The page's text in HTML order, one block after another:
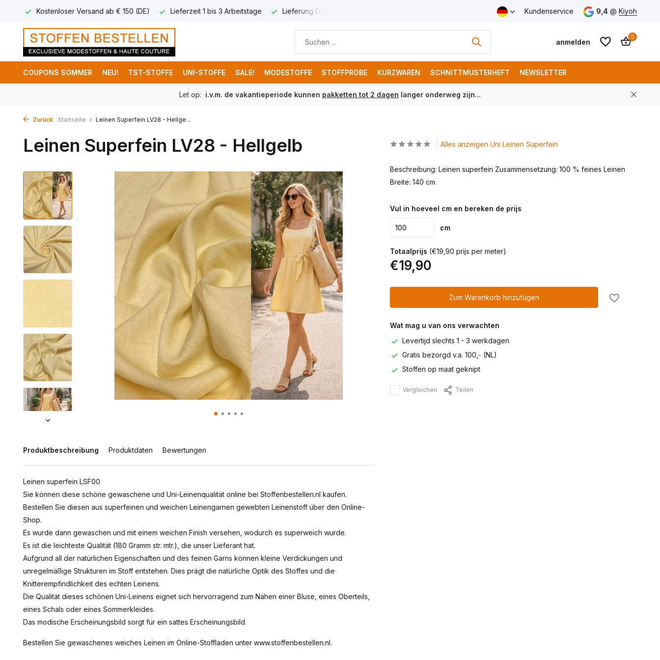
Kostenloser Versand ab € 150 (DE) Lieferzeit 1 bis 3 Arbeitstage Lieferung Deutschland € 8,95 Kostenloser Versand ab € 150 (DE) Kundenservice 9,4 @ Kiyoh
anmelden
anlegen
0
COUPONS SOMMER NEU! TST-STOFFE UNI-STOFFE SALE! MODESTOFFE STOFFPROBE KURZWAREN SCHNITTMUSTERHEFT NEWSLETTER
Let op: i.v.m. de vakantieperiode kunnen pakketten tot 2 dagen langer onderweg zijn...
Zurück Startseite Leinen Superfein LV28 - Hellge...
Leinen Superfein LV28 - Hellgelb
Produktbeschreibung Produktdaten Bewertungen
Leinen superfein LSF00
Sie können diese schöne gewaschene und Uni-Leinenqualität online bei Stoffenbestellen.nl kaufen.
Bestellen Sie diesen aus superfeinen und weichen Leinengarnen gewebten Leinenstoff über den Online-
Shop.
Es wurde dann gewaschen und mit einem weichen Finish versehen, wodurch es superweich wurde.
Es ist die leichteste Qualität (180 Gramm str. mtr.), die unser Lieferant hat.
Aufgrund all der natürlichen Eigenschaften und des feinen Garns können kleine Verdickungen und
unregelmäßige Strukturen im Stoff entstehen. Dies prägt die natürliche Optik des Stoffes und die
Knitterempfindlichkeit des echten Leinens.
Die Qualität dieses schönen Uni-Leinens eignet sich hervorragend zum Nähen einer Bluse, eines Oberteils,
eines Schals oder eines Sommerkleides.
Das modische Erscheinungsbild sorgt für ein sattes Erscheinungsbild.
Bestellen Sie gewaschenes weiches Leinen im Online-Stoffladen unter www.stoffenbestellen.nl.
Alles anzeigen Uni Leinen Superfein
Beschreibung: Leinen superfein Zusammensetzung: 100 % feines Leinen
Breite: 140 cm
Vul in hoeveel cm en bereken de prijs
cm
Totaalprijs (€19,90 prijs per meter)
€19,90
Zum Warenkorb hinzufügen
Wat mag u van ons verwachten
Levertijd slechts 1 - 3 werkdagen
Gratis bezorgd v.a. 100,- (NL)
Stoffen op maat geknipt
Vergleichen Teilen